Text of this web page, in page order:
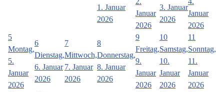
1. Januar
2026
Januar
2026
3. Januar
2026
Januar
2026
5
Montag,
5.
Januar
2026
6
Dienstag,
6. Januar
2026
7
Mittwoch,
7. Januar
2026
8
Donnerstag,
8. Januar
2026
9
Freitag,
9.
Januar
2026
10
Samstag,
10.
Januar
2026
11
Sonntag,
11.
Januar
2026